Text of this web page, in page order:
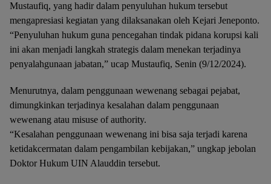
Mustaufiq, yang hadir dalam penyuluhan hukum tersebut
mengapresiasi kegiatan yang dilaksanakan oleh Kejari Jeneponto.
“Penyuluhan hukum guna pencegahan tindak pidana korupsi kali
ini akan menjadi langkah strategis dalam menekan terjadinya
penyalahgunaan jabatan,” ucap Mustaufiq, Senin (9/12/2024).
Menurutnya, dalam penggunaan wewenang sebagai pejabat,
dimungkinkan terjadinya kesalahan dalam penggunaan
wewenang atau misuse of authority.
“Kesalahan penggunaan wewenang ini bisa saja terjadi karena
ketidakcermatan dalam pengambilan kebijakan,” ungkap jebolan
Doktor Hukum UIN Alauddin tersebut.